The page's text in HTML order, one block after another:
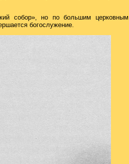
собор», но по большим церковным
богослужение.